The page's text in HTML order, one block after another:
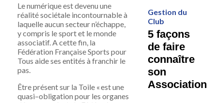
Lenumériqueest devenu une
réalitésociétaleincontournable à
laquelleaucun secteur n’échappe,
y compris le sport et lemonde
associatif.A cette fin, la
Fédération Française Sports pour
Tous aide ses entités à franchir le
pas.
Êtreprésentsur la Toile «est une
quasi–obligation pour les organes
Gestion du
Club
5 façons
de faire
connaître
son
Association